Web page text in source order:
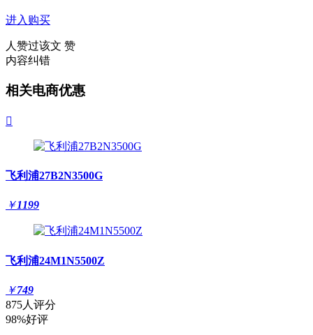
进入购买
人赞过该文 赞
内容纠错
相关电商优惠

飞利浦27B2N3500G
￥1199
飞利浦24M1N5500Z
￥749
875人评分
98%好评